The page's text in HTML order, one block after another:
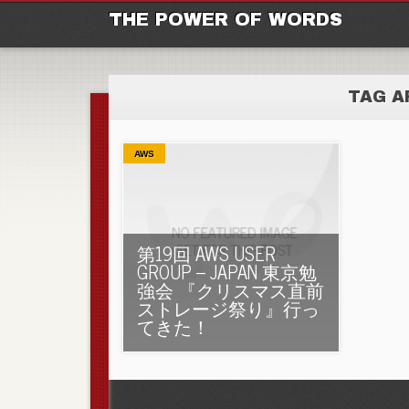
THE POWER OF WORDS
TAG
AWS
第19回 AWS USER
GROUP – JAPAN 東京勉
強会 『クリスマス直前
ストレージ祭り』行っ
てきた！